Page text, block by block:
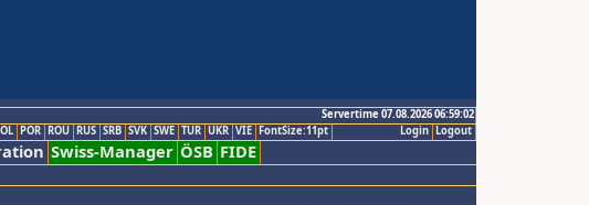
Servertime 07.08.2026 06:59:02
Logout
Login
POR ROU RUS SRB SVK SWE TUR UKR VIE FontSize:11pt
Swiss-Manager ÖSB FIDE